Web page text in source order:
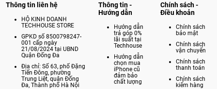
Thông tin liên hệ
HỘ KINH DOANH
TECHHOUSE STORE
GPKD số 8500798247-
001 cấp ngày
21/08/2024 tại UBND
Quận Đống Đa
Địa chỉ: Số 63, phố Đặng
Tiến Đông, phường
Trung Liệt, quận Đống
Đa, Thành phố Hà Nội
Thông tin -
Hướng dẫn
Hướng dẫn
trả góp 0%
lãi suất tại
Techhouse
Hướng dẫn
chọn mua
iPhone cũ
đảm bảo
chất lượng
Chính sách -
Điều khoản
Chính sách
bảo mật
Chính sách
vận chuyển
Chính sách
thanh toán
Chính sách
kiểm hàng